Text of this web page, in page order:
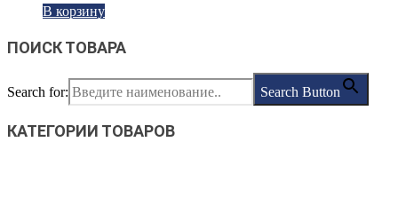
В корзину
ПОИСК ТОВАРА
Search for: Search Button
КАТЕГОРИИ ТОВАРОВ